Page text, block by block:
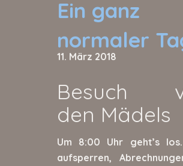
Ein ganz
normaler
11. März 2018
Besuch
den Mädels
Um 8:00 Uhr geht’s
aufsperren,